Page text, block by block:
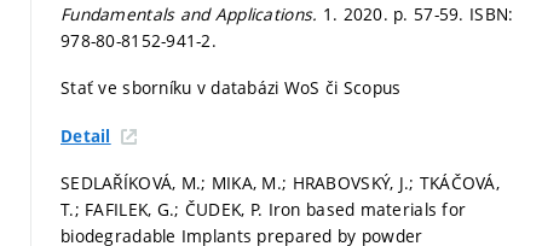
Fundamentals and Applications. 1. 2020. p. 57-59. ISBN:
978-80-8152-941-2.
Stať ve sborníku v databázi WoS či Scopus
Detail
SEDLAŘÍKOVÁ, M.; MIKA, M.; HRABOVSKÝ, J.; TKÁČOVÁ,
T.; FAFILEK, G.; ČUDEK, P. Iron based materials for
biodegradable Implants prepared by powder